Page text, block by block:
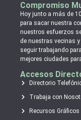
Compromiso
Hoy junto a más de
para sacar nuestra
nuestros esfuerzos
de nuestras vecinas
seguir trabajando
mejores ciudades
Accesos
Directorio
Trabaja con
Recursos Gráficos